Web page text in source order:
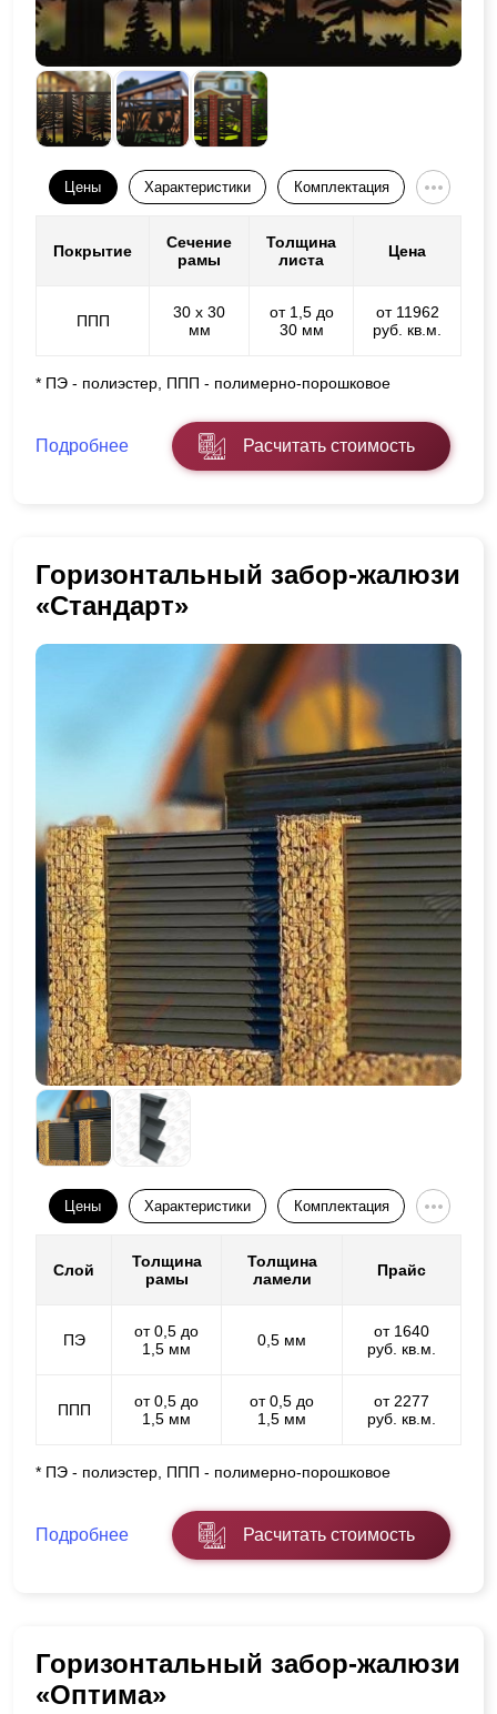
Цены Характеристики Комплектация
Покрытие
Сечение
рамы
Толщина
листа
Цена
ППП
30 х 30
мм
от 1,5 до
30 мм
от 11962
руб. кв.м.
* ПЭ - полиэстер, ППП - полимерно-порошковое
Подробнее Расчитать стоимость
Горизонтальный забор-жалюзи
«Стандарт»
Цены Характеристики Комплектация
Слой
Толщина
рамы
Толщина
ламели
Прайс
ПЭ
от 0,5 до
1,5 мм
0,5 мм
от 1640
руб. кв.м.
ППП
от 0,5 до
1,5 мм
от 0,5 до
1,5 мм
от 2277
руб. кв.м.
* ПЭ - полиэстер, ППП - полимерно-порошковое
Подробнее Расчитать стоимость
Горизонтальный забор-жалюзи
«Оптима»